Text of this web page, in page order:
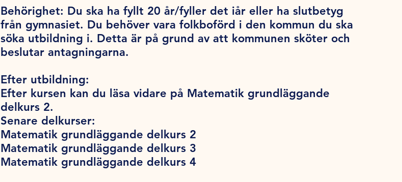
Behörighet: Du ska ha fyllt 20 år/fyller det iår eller ha slutbetyg
från gymnasiet. Du behöver vara folkboförd i den kommun du ska
söka utbildning i. Detta är på grund av att kommunen sköter och
beslutar antagningarna.
Efter utbildning:
Efter kursen kan du läsa vidare på Matematik grundläggande
delkurs 2.
Senare delkurser:
Matematik grundläggande delkurs 2
Matematik grundläggande delkurs 3
Matematik grundläggande delkurs 4